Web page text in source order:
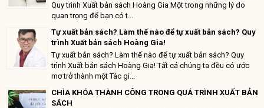
Quy trình Xuất bản sách Hoàng Gia Một trong những lý do
quan trọng để bạn có t...
Tự xuất bản sách? Làm thế nào để tự xuất bản sách? Quy
trình Xuất bản sách Hoàng Gia!
Tự xuất bản sách? Làm thế nào để tự xuất bản sách? Quy
trình Xuất bản sách Hoàng Gia! Tất cả chúng ta đều có ước
mơ trở thành một Tác gi...
CHÌA KHÓA THÀNH CÔNG TRONG QUÁ TRÌNH XUẤT BẢN
SÁCH